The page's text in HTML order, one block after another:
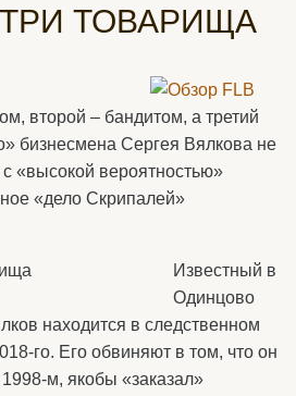
ТОВАРИЩА
второй – бандитом, а третий
бизнесмена Сергея Вялкова не
«высокой вероятностью»
«дело Скрипалей»
Известный в
Одинцово
находится в следственном
го. Его обвиняют в том, что он
м, якобы «заказал»